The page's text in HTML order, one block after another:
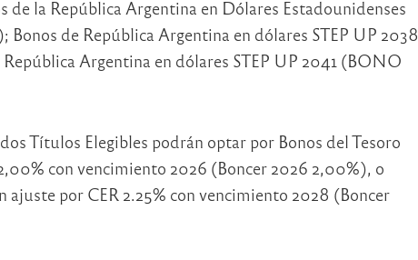
de la República Argentina en Dólares Estadounidenses
de República Argentina en dólares STEP UP 2038
Argentina en dólares STEP UP 2041 (BONO
Títulos Elegibles podrán optar por Bonos del Tesoro
con vencimiento 2026 (Boncer 2026 2,00%), o
ajuste por CER 2.25% con vencimiento 2028 (Boncer